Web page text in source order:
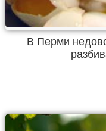
В Перми